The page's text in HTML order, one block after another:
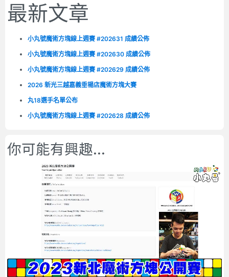
最新文章
小丸號魔術方塊線上週賽 #202631 成績公佈
小丸號魔術方塊線上週賽 #202630 成績公佈
小丸號魔術方塊線上週賽 #202629 成績公佈
2026 新光三越嘉義垂楊店魔術方塊大賽
丸18選手名單公布
小丸號魔術方塊線上週賽 #202628 成績公佈
你可能有興趣...